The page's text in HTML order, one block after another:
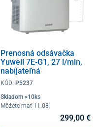
Prenosná odsávačka
Yuwell 7E-G1, 27 l/min,
nabíjateľná
KÓD:P5237
Skladom >10ks
Môžete mať 11.08
299,00 €